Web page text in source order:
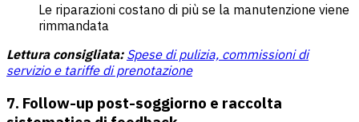
Le riparazioni costano di più se la manutenzione viene
rimmandata
Lettura consigliata: Spese di pulizia, commissioni di
servizio e tariffe di prenotazione
7. Follow-up post-soggiorno e raccolta